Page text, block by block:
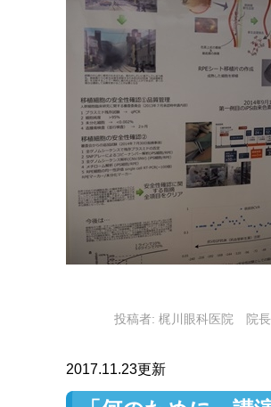
投稿者: 梶川眼科医院 院長
2017.11.23更新